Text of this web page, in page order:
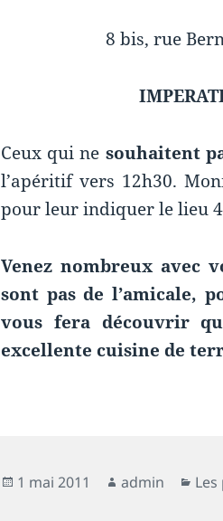
8 bis, rue
Ceux qui ne souhaitent
l’apéritif vers 12h30.
pour leur indiquer le lieu
Venez nombreux avec
sont pas de l’amicale,
vous fera découvrir
excellente cuisine de
Publié
1 mai 2011 Auteur
admin